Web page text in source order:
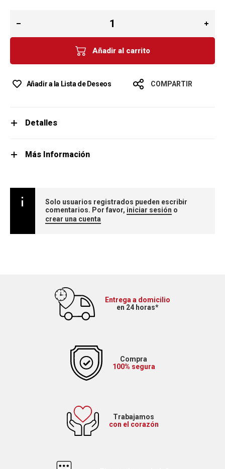
Añadir al carrito
Añadir a la Lista de Deseos COMPARTIR
Detalles
Más Información
Solo usuarios registrados pueden escribir
comentarios. Por favor, iniciar sesión o
crear una cuenta
Entrega a domicilio
en 24 horas*
Compra
100% segura
Trabajamos
con el corazón